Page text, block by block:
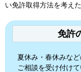
い免許取得方法を考え
免許
夏休み・春休みな
ご相談を受け付けて